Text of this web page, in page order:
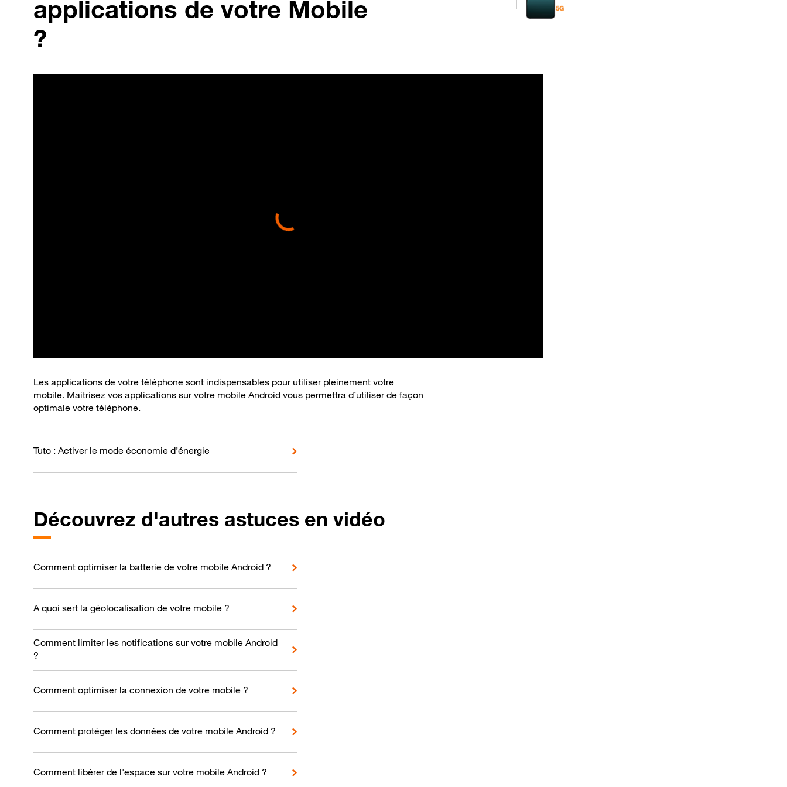
applications de votre Mobile
?
Les applications de votre téléphone sont indispensables pour utiliser pleinement votre
mobile. Maitrisez vos applications sur votre mobile Android vous permettra d’utiliser de façon
optimale votre téléphone.
Tuto : Activer le mode économie d’énergie
Découvrez d'autres astuces en vidéo
Comment optimiser la batterie de votre mobile Android ?
A quoi sert la géolocalisation de votre mobile ?
Comment limiter les notifications sur votre mobile Android
?
Comment optimiser la connexion de votre mobile ?
Comment protéger les données de votre mobile Android ?
Comment libérer de l'espace sur votre mobile Android ?